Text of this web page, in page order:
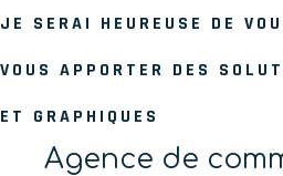
JE SERAI HEUREUSE DE
VOUS APPORTER DES
ET GRAPHIQUES
Agence de